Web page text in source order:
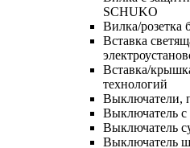
SCHUKO
Вилка/розетка
Вставка
Вставка/
технологий
Выключатели,
Выключатель с
Выключатель
Выключатель